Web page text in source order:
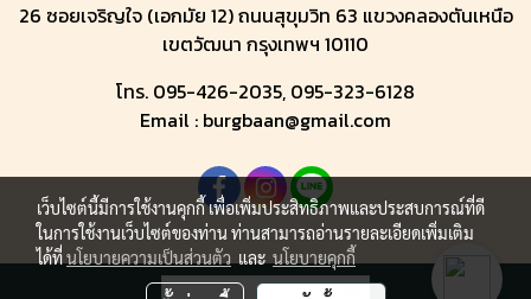
26 ซอยเจริญใจ (เอกมัย 12) ถนนสุขุมวิท 63 แขวงคลองตันเหนือ
เขตวัฒนา กรุงเทพฯ 10110
โทร. 095-426-2035, 095-323-6128
Email : burgbaan@gmail.com
ผู้เข้าชมวันนี้ 569
เว็บไซต์นี้มีการใช้งานคุกกี้ เพื่อเพิ่มประสิทธิภาพและประสบการณ์ที่ดี
ในการใช้งานเว็บไซต์ของท่าน ท่านสามารถอ่านรายละเอียดเพิ่มเติม
ได้ที่นโยบายความเป็นส่วนตัว และ นโยบายคุกกี้